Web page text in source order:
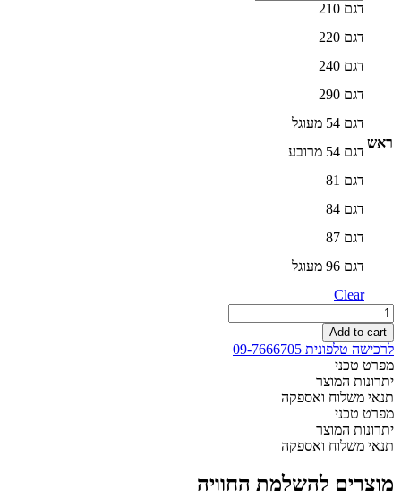
ראש
דגם 210
דגם 220
דגם 240
דגם 290
דגם 54 מעוגל
דגם 54 מרובע
דגם 81
דגם 84
דגם 87
דגם 96 מעוגל
Clear
מיטה
מתכווננת
קומפלט
חשמלית
בהפרדה
יהודית
quantity
Add to cart
לרכישה טלפונית 09-7666705
מפרט טכני
יתרונות המוצר
תנאי משלוח ואספקה
מפרט טכני
יתרונות המוצר
תנאי משלוח ואספקה
מוצרים להשלמת החוויה